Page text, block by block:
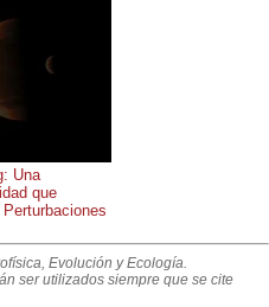
Una
que
Evolución y Ecología.
ser utilizados siempre que se cite